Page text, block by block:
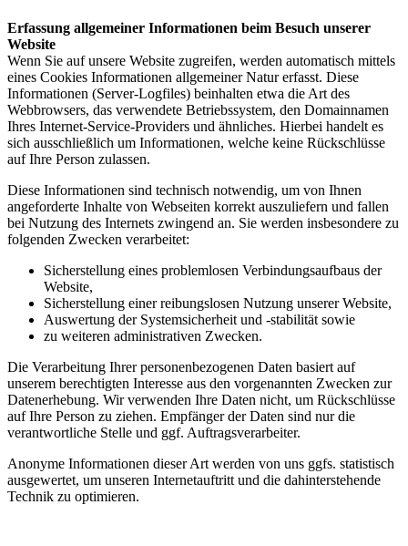
Erfassung allgemeiner Informationen beim Besuch unserer
Website
Wenn Sie auf unsere Website zugreifen, werden automatisch mittels
eines Cookies Informationen allgemeiner Natur erfasst. Diese
Informationen (Server-Logfiles) beinhalten etwa die Art des
Webbrowsers, das verwendete Betriebssystem, den Domainnamen
Ihres Internet-Service-Providers und ähnliches. Hierbei handelt es
sich ausschließlich um Informationen, welche keine Rückschlüsse
auf Ihre Person zulassen.
Diese Informationen sind technisch notwendig, um von Ihnen
angeforderte Inhalte von Webseiten korrekt auszuliefern und fallen
bei Nutzung des Internets zwingend an. Sie werden insbesondere zu
folgenden Zwecken verarbeitet:
Sicherstellung eines problemlosen Verbindungsaufbaus der
Website,
Sicherstellung einer reibungslosen Nutzung unserer Website,
Auswertung der Systemsicherheit und -stabilität sowie
zu weiteren administrativen Zwecken.
Die Verarbeitung Ihrer personenbezogenen Daten basiert auf
unserem berechtigten Interesse aus den vorgenannten Zwecken zur
Datenerhebung. Wir verwenden Ihre Daten nicht, um Rückschlüsse
auf Ihre Person zu ziehen. Empfänger der Daten sind nur die
verantwortliche Stelle und ggf. Auftragsverarbeiter.
Anonyme Informationen dieser Art werden von uns ggfs. statistisch
ausgewertet, um unseren Internetauftritt und die dahinterstehende
Technik zu optimieren.